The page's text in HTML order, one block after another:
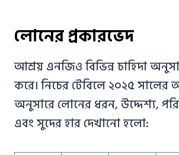
লোনের প্রকারভেদ
আশ্রয় এনজিও বিভিন্ন চাহিদা
করে। নিচের টেবিলে ২০২৫
অনুসারে লোনের ধরন, উদ্দেশ্য,
এবং সুদের হার দেখানো হলো: